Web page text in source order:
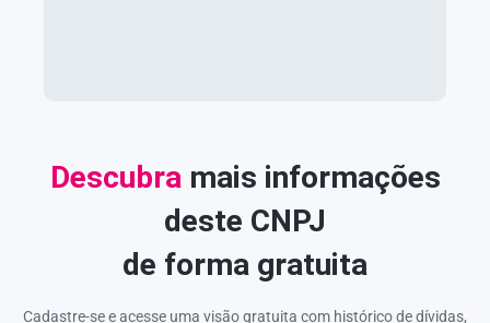
Descubramais informações
deste CNPJ
de forma gratuita
Cadastre-se e acesse uma visão gratuita com histórico de dívidas,